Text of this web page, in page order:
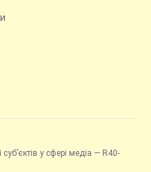
у сфері медіа — R40-